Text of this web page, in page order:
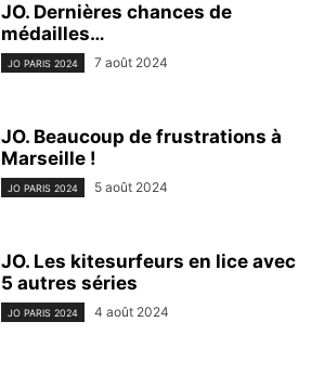
JO. Dernières chances de
médailles…
JO PARIS 2024 7 août 2024
JO. Beaucoup de frustrations à
Marseille !
JO PARIS 2024 5 août 2024
JO. Les kitesurfeurs en lice avec
5 autres séries
JO PARIS 2024 4 août 2024